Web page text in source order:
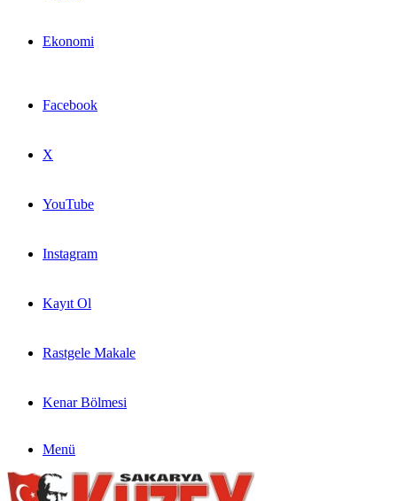
Ekonomi
Facebook
X
YouTube
Instagram
Kayıt Ol
Rastgele Makale
Kenar Bölmesi
Menü